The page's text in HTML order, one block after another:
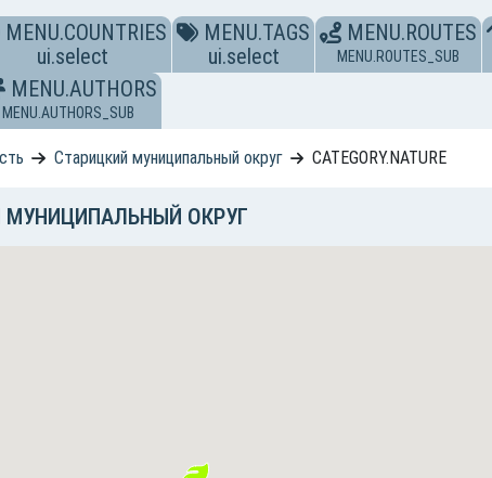
MENU.COUNTRIES
ui.select
MENU.TAGS
ui.select
MENU.ROUTES
MENU.ROUTES_SUB
MENU.AUTHORS
MENU.AUTHORS_SUB
Старицкий муниципальный округ CATEGORY.NATURE
МУНИЦИПАЛЬНЫЙ ОКРУГ